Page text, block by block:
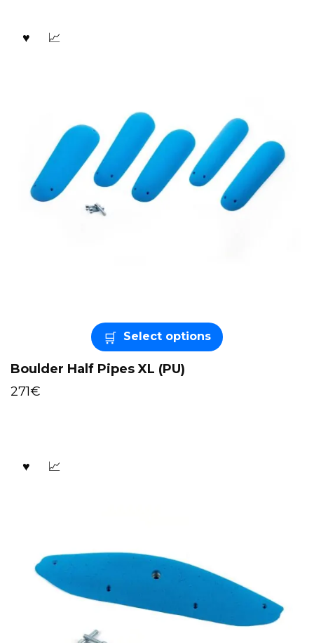
Select options
Boulder Half Pipes XL (PU)
271€